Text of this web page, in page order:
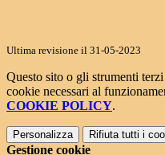
Ultima revisione il 31-05-2023
Questo sito o gli strumenti
cookie necessari al
COOKIE POLICY.
Personalizza Rifiuta tutti i
Gestione cookie